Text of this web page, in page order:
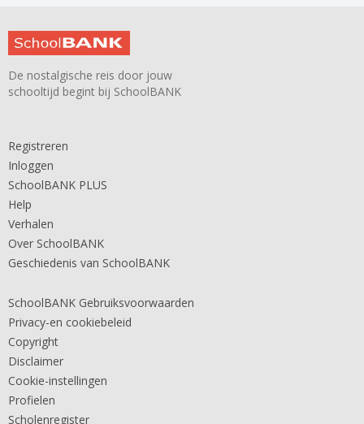
De nostalgische reis door jouw
schooltijd begint bij SchoolBANK
Registreren
Inloggen
SchoolBANK PLUS
Help
Verhalen
Over SchoolBANK
Geschiedenis van SchoolBANK
SchoolBANK Gebruiksvoorwaarden
Privacy-en cookiebeleid
Copyright
Disclaimer
Cookie-instellingen
Profielen
Scholenregister